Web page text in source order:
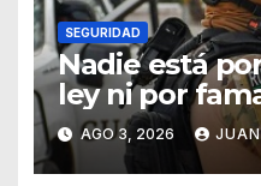
SEGURIDAD
Nadie está
ley ni por
afirmó titular
AGO 3, 2026